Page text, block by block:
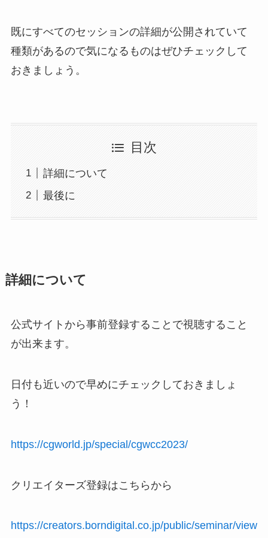
既にすべてのセッションの詳細が公開されていて
種類があるので気になるものはぜひチェックして
おきましょう。
目次
詳細について
最後に
詳細について
公式サイトから事前登録することで視聴すること
が出来ます。
日付も近いので早めにチェックしておきましょ
う！
https://cgworld.jp/special/cgwcc2023/
クリエイターズ登録はこちらから
https://creators.borndigital.co.jp/public/seminar/view